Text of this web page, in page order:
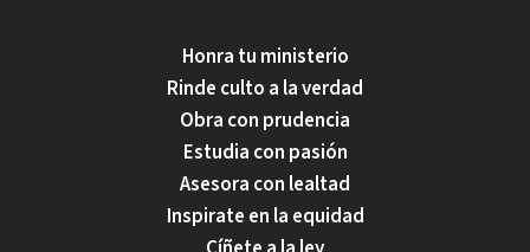
Honra tu ministerio
Rinde culto a la verdad
Obra con prudencia
Estudia con pasión
Asesora con lealtad
Inspirate en la equidad